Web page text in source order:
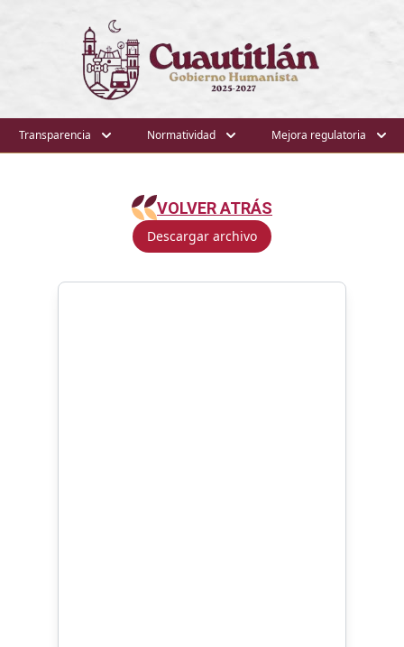
Transparencia Normatividad Mejora regulatoria
VOLVER ATRÁS
Descargar archivo